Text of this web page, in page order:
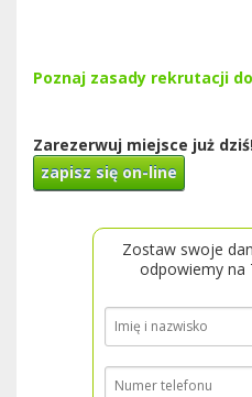
Poznaj zasady rekrutacji
Zarezerwuj miejsce już
zapisz się on-line
Zostaw swoje
odpowiemy na